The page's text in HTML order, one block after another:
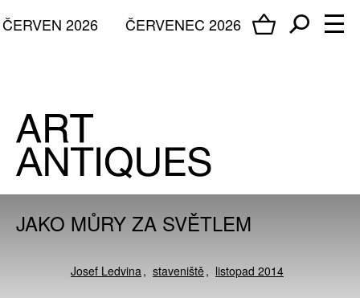
ČERVENEC 2026
ČERVEN 2026
JAKO MŮRY ZA SVĚTLEM
Josef Ledvina staveniště listopad 2014